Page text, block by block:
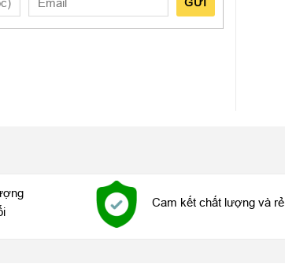
sự ổn định của thiết bị sau khi sửa chữa.
trẻo như lúc chưa sửa chữa. Mặt kính
môi trường bên ngoài. Đối với điện thoại
Cam kết chất lượng và rẻ